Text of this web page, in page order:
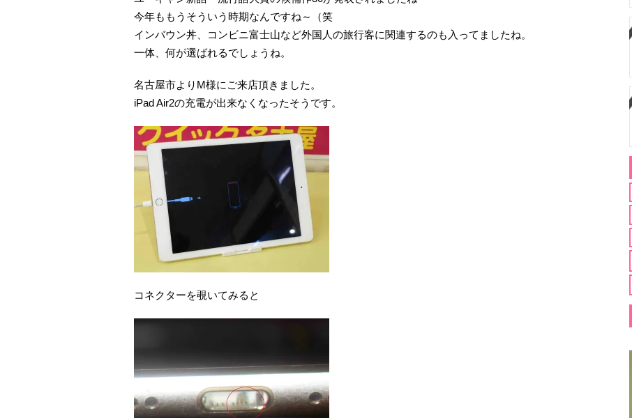
今年ももうそういう時期なんですね～（笑
インバウン丼、コンビニ富士山など外国人の旅行客に関連するのも入ってましたね。
一体、何が選ばれるでしょうね。
名古屋市よりM様にご来店頂きました。
iPad Air2の充電が出来なくなったそうです。
コネクターを覗いてみると